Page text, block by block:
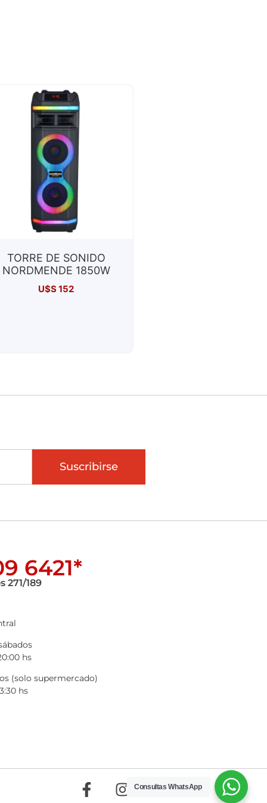
TORRE DE SONIDO
NORDMENDE 1850W
U$S152
Suscribirse
6421*
271/189
hs
(solo supermercado)
hs
Consultas WhatsApp